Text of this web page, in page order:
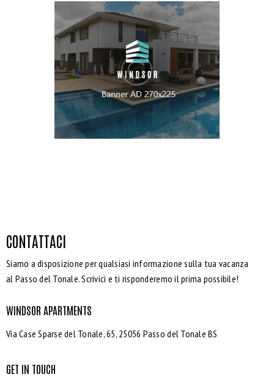
CONTATTACI
Siamo a disposizione per qualsiasi informazione sulla tua vacanza
al Passo del Tonale. Scrivici e ti risponderemo il prima possibile!
WINDSOR APARTMENTS
Via Case Sparse del Tonale, 65, 25056 Passo del Tonale BS
GET IN TOUCH